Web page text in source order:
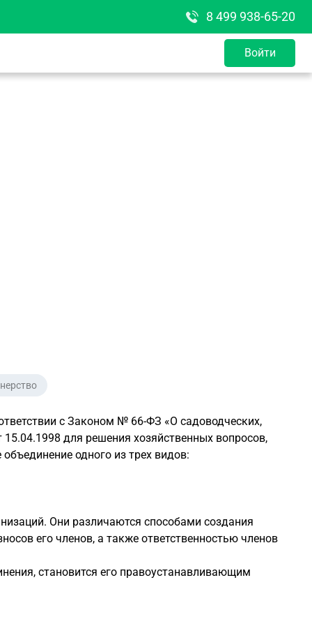
8 499 938-65-20
Войти
с Законом № 66-ФЗ «О садоводческих,
15.04.1998 для решения хозяйственных вопросов,
одного из трех видов:
Они различаются способами создания
его членов, а также ответственностью членов
становится его правоустанавливающим